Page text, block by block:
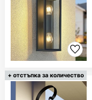
+ отстъпка за количество